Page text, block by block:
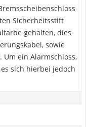
Sicherheitsstift
gehalten, dies
sowie
Um ein Alarmschloss,
sich hierbei jedoch